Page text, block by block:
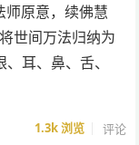
师原意，续佛慧
世间万法归纳为
耳、鼻、舌、
1.3k浏览 评论